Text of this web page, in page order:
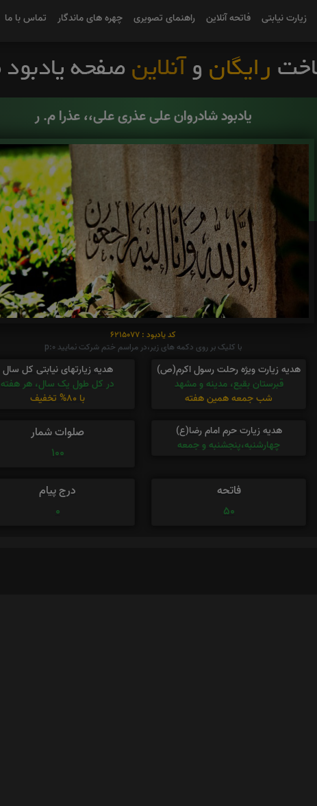
زیارت نیابتی فاتحه آنلاین راهنمای تصویری چهره های ماندگار تماس با ما
یادبود شادروان علی عذری علی،، عذرا م. ر
کد یادبود : 6215077
با کلیک بر روی دکمه های زیر،در مراسم ختم شرکت نمایید p:0
هدیه زیارت ویژه رحلت رسول اکرم(ص)
قبرستان بقیع، مدینه و مشهد
شب جمعه همین هفته
هدیه زیارتهای نیابتی کل سال
در کل طول یک سال، هر هفته
با 80% تخفیف
هدیه زیارت حرم امام رضا(ع)
چهارشنبه،پنجشنبه و جمعه
صلوات شمار
100
فاتحه
50
درج پیام
0